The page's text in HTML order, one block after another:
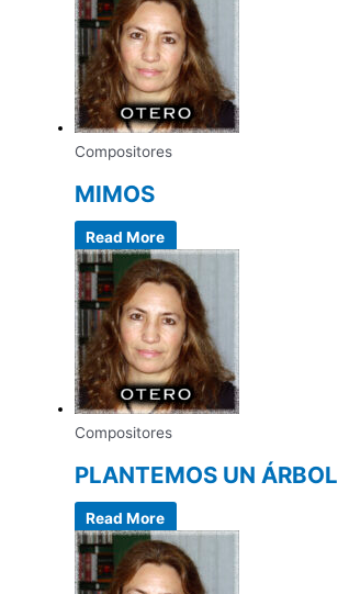
Compositores
MIMOS
Read More
Compositores
PLANTEMOS UN ÁRBOL
Read More